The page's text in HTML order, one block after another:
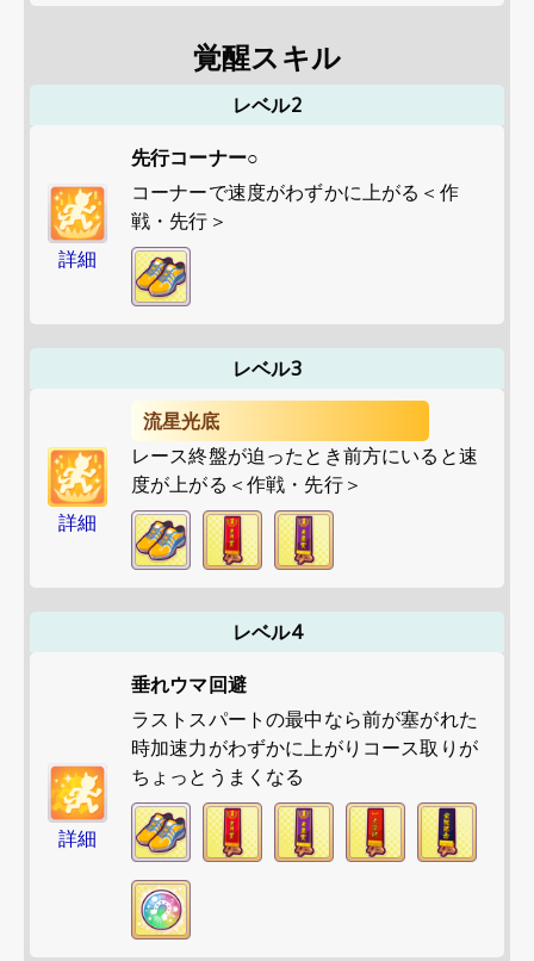
覚醒スキル
レベル2
詳細
先行コーナー○
コーナーで速度がわずかに上がる＜作
戦・先行＞
レベル3
詳細
流星光底
レース終盤が迫ったとき前方にいると速
度が上がる＜作戦・先行＞
レベル4
詳細
垂れウマ回避
ラストスパートの最中なら前が塞がれた
時加速力がわずかに上がりコース取りが
ちょっとうまくなる